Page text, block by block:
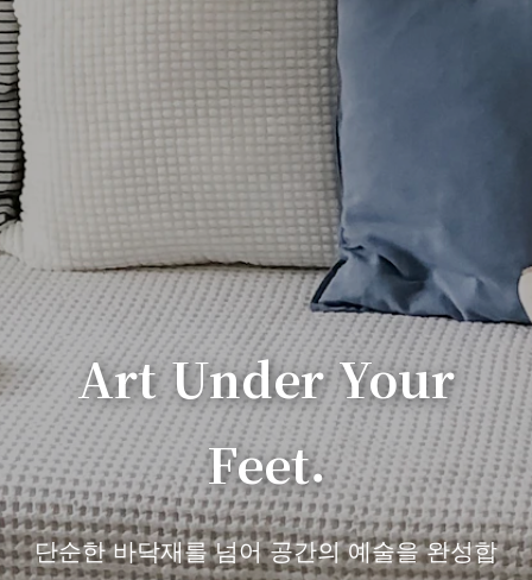
Art Under Your
Feet.
단순한 바닥재를 넘어 공간의 예술을 완성합